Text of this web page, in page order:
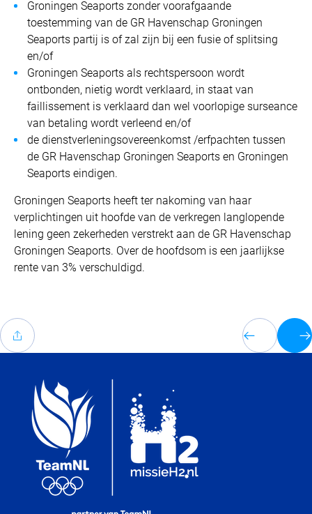
Groningen Seaports zonder voorafgaande
toestemming van de GR Havenschap Groningen
Seaports partij is of zal zijn bij een fusie of splitsing
en/of
Groningen Seaports als rechtspersoon wordt
ontbonden, nietig wordt verklaard, in staat van
faillissement is verklaard dan wel voorlopige surseance
van betaling wordt verleend en/of
de dienstverleningsovereenkomst /erfpachten tussen
de GR Havenschap Groningen Seaports en Groningen
Seaports eindigen.
Groningen Seaports heeft ter nakoming van haar
verplichtingen uit hoofde van de verkregen langlopende
lening geen zekerheden verstrekt aan de GR Havenschap
Groningen Seaports. Over de hoofdsom is een jaarlijkse
rente van 3% verschuldigd.